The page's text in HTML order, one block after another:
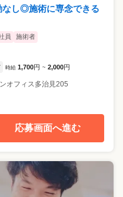
なし◎施術に専念できる
員
施術者
時給 1,700円 ~ 2,000円
オフィス多治見205
応募画面へ進む